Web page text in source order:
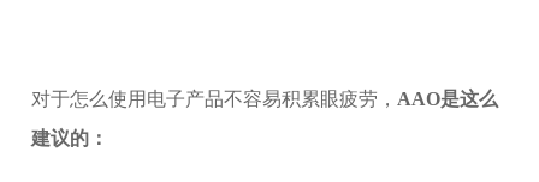
对于怎么使用电子产品不容易积累眼疲劳， AAO是这么
建议的：